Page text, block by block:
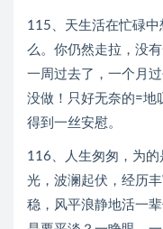
115、天生活在忙碌
么。你仍然走拉，没
一周过去了，一个月
没做！只好无奈的=地
得到一丝安慰。
116、人生匆匆，为
光，波澜起伏，经历
稳，风平浪静地活一